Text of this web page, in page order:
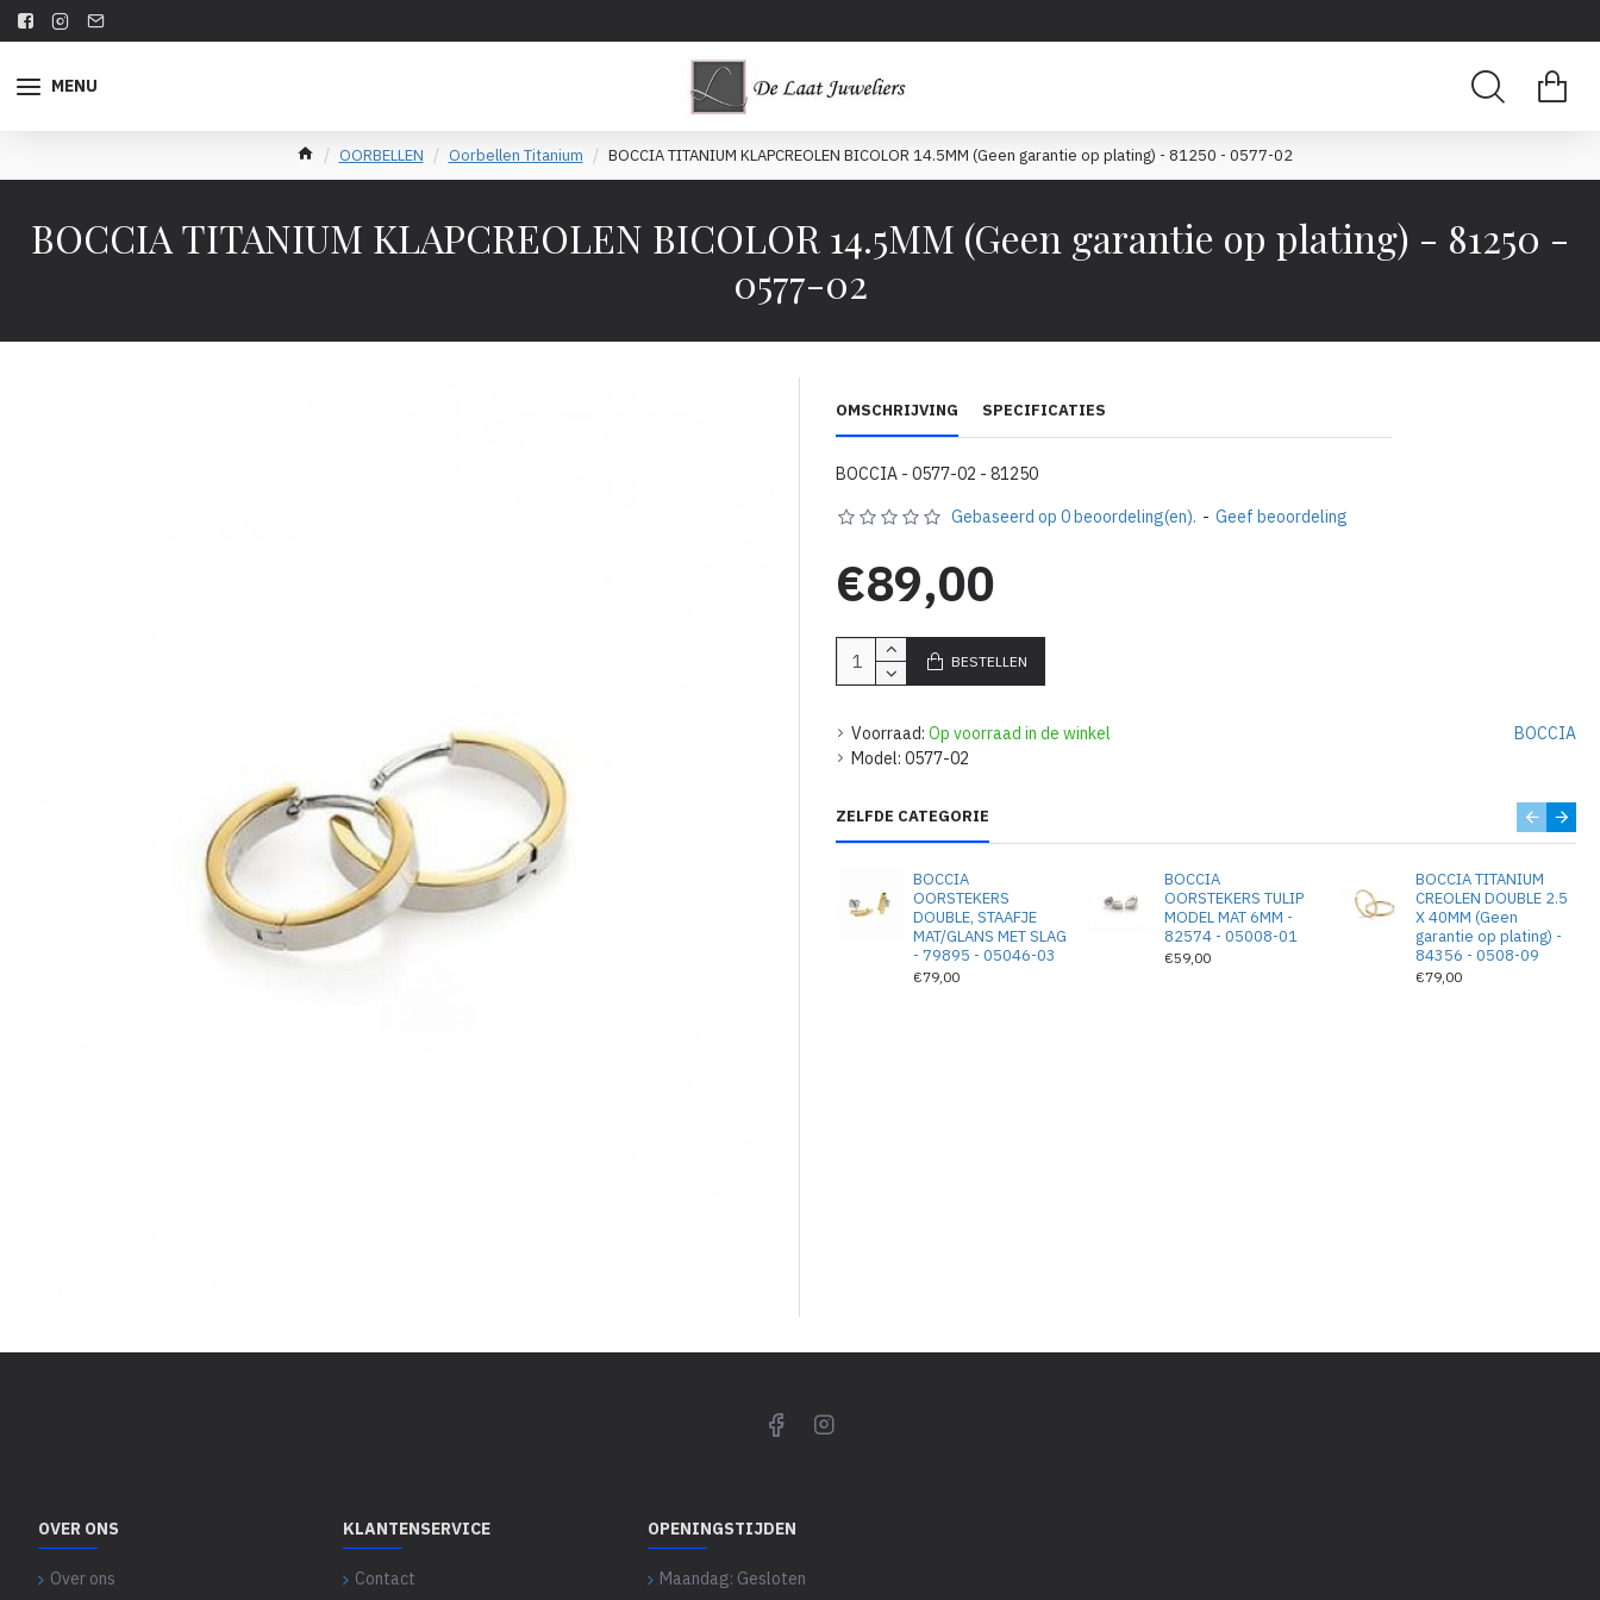
MENU
OORBELLEN Oorbellen Titanium BOCCIA TITANIUM KLAPCREOLEN BICOLOR 14.5MM (Geen garantie op plating) - 81250 - 0577-02
BOCCIA TITANIUM KLAPCREOLEN BICOLOR 14.5MM (Geen garantie op plating) - 81250 -
0577-02
OMSCHRIJVING SPECIFICATIES
BOCCIA - 0577-02 - 81250
Voorraad: Op voorraad in de winkel
Model: 0577-02
BOCCIA
Gebaseerd op 0 beoordeling(en). - Geef beoordeling
€89,00
BESTELLEN
ZELFDE CATEGORIE
BOCCIA
OORSTEKERS
DOUBLE, STAAFJE
MAT/GLANS MET SLAG
- 79895 - 05046-03
€79,00
BOCCIA
OORSTEKERS TULIP
MODEL MAT 6MM -
82574 - 05008-01
€59,00
BOCCIA TITANIUM
CREOLEN DOUBLE 2.5
X 40MM (Geen
garantie op plating) -
84356 - 0508-09
€79,00
OVER ONS
Over ons
KLANTENSERVICE
Contact
OPENINGSTIJDEN
Maandag: Gesloten